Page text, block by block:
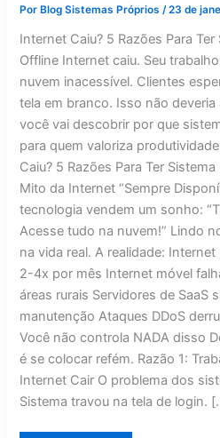
Por Blog Sistemas Próprios/23 de
Internet Caiu? 5 Razões Para
Offline Internet caiu. Seu
nuvem inacessível. Clientes
tela em branco. Isso não
você vai descobrir por que
para quem valoriza
Caiu? 5 Razões Para Ter
Mito da Internet “Sempre
tecnologia vendem um sonho:
Acesse tudo na nuvem!” Lindo
na vida real. A realidade:
2-4x por mês Internet móvel
áreas rurais Servidores de SaaS
manutenção Ataques DDoS
Você não controla NADA disso
é se colocar refém. Razão 1:
Internet Cair O problema dos
Sistema travou na tela de login.